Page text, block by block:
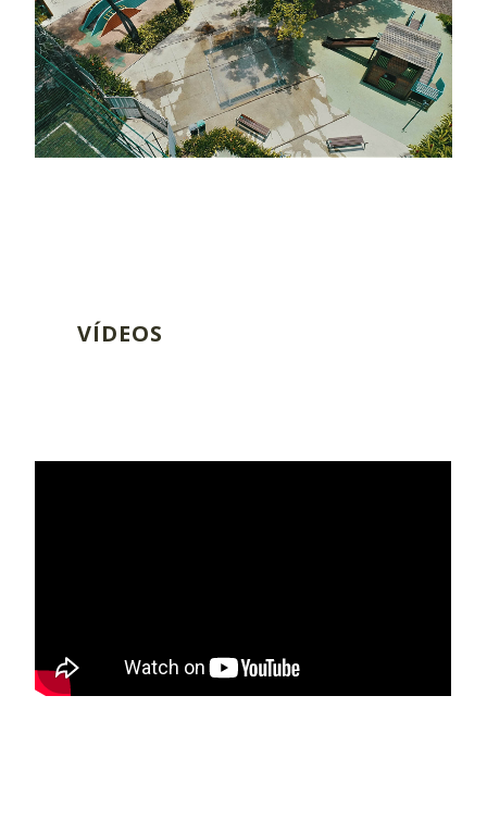
VÍDEOS